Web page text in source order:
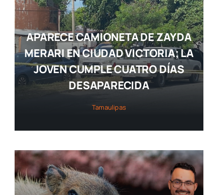
APARECE CAMIONETA DE ZAYDA
MERARI EN CIUDAD VICTORIA; LA
JOVEN CUMPLE CUATRO DÍAS
DESAPARECIDA
Tamaulipas